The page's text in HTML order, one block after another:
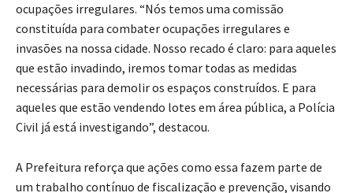
ocupações irregulares. “Nós temos uma comissão
constituída para combater ocupações irregulares e
invasões na nossa cidade. Nosso recado é claro: para aqueles
que estão invadindo, iremos tomar todas as medidas
necessárias para demolir os espaços construídos. E para
aqueles que estão vendendo lotes em área pública, a Polícia
Civil já está investigando”, destacou.
A Prefeitura reforça que ações como essa fazem parte de
um trabalho contínuo de fiscalização e prevenção, visando